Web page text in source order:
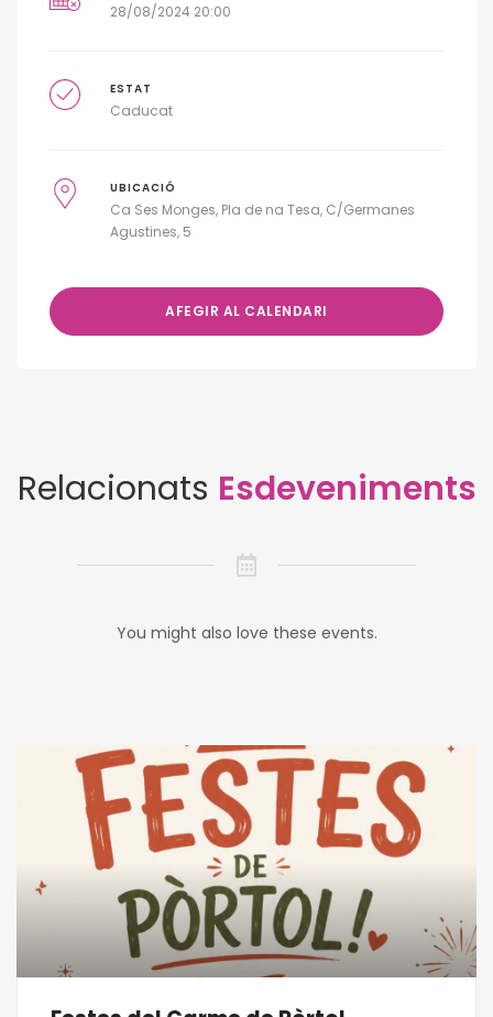
28/08/2024 20:00
ESTAT
Caducat
UBICACIÓ
Ca Ses Monges, Pla de na Tesa, C/Germanes
Agustines, 5
AFEGIR AL CALENDARI
Relacionats Esdeveniments
You might also love these events.